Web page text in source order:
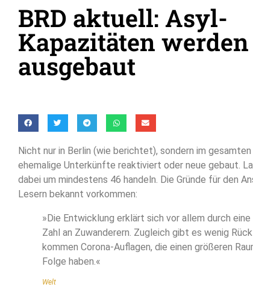
BRD aktuell: Asyl-
Kapazitäten werden
ausgebaut
Nicht nur in Berlin (wie berichtet), sondern im
ehemalige Unterkünfte reaktiviert oder neue gebaut.
dabei um mindestens 46 handeln. Die Gründe für den
Lesern bekannt vorkommen:
»Die Entwicklung erklärt sich vor allem durch eine
Zahl an Zuwanderern. Zugleich gibt es wenig
kommen Corona-Auflagen, die einen größeren
Folge haben.«
Welt